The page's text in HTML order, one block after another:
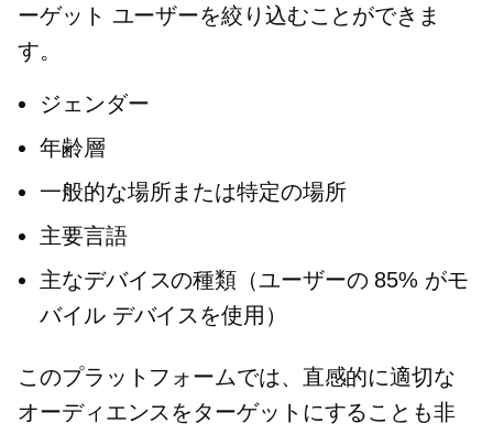
ーゲット ユーザーを絞り込むことができま
す。
ジェンダー
年齢層
一般的な場所または特定の場所
主要言語
主なデバイスの種類（ユーザーの 85% がモ
バイル デバイスを使用）
このプラットフォームでは、直感的に適切な
オーディエンスをターゲットにすることも非